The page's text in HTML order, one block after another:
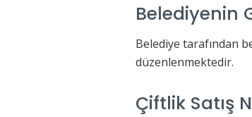
Belediyenin
Belediye tarafından
düzenlenmektedir.
Çiftlik Satış